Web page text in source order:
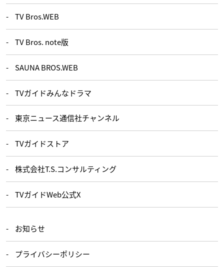
TV Bros.WEB
TV Bros. note版
SAUNA BROS.WEB
TVガイドみんなドラマ
東京ニュース通信社チャンネル
TVガイドストア
株式会社T.S.コンサルティング
TVガイドWeb公式X
お知らせ
プライバシーポリシー